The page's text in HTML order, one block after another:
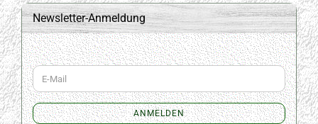
Newsletter-Anmeldung
WEITER
ZUR
NEWSLETTER-
ANMELDUNG
E-
Mail
ANMELDEN